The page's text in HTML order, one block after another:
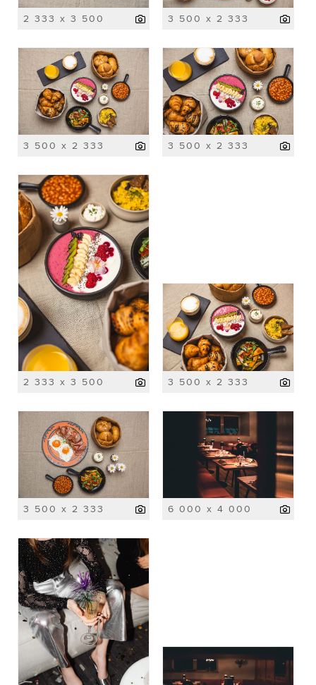
2 333 x 3 500 3 500 x 2 333
3 500 x 2 333 3 500 x 2 333
2 333 x 3 500 3 500 x 2 333
3 500 x 2 333 6 000 x 4 000